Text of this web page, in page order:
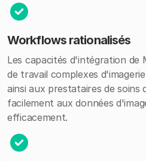
Workflows rationalisés
Les capacités d'intégration de
de travail complexes
ainsi aux prestataires de soins
facilement aux données
efficacement.